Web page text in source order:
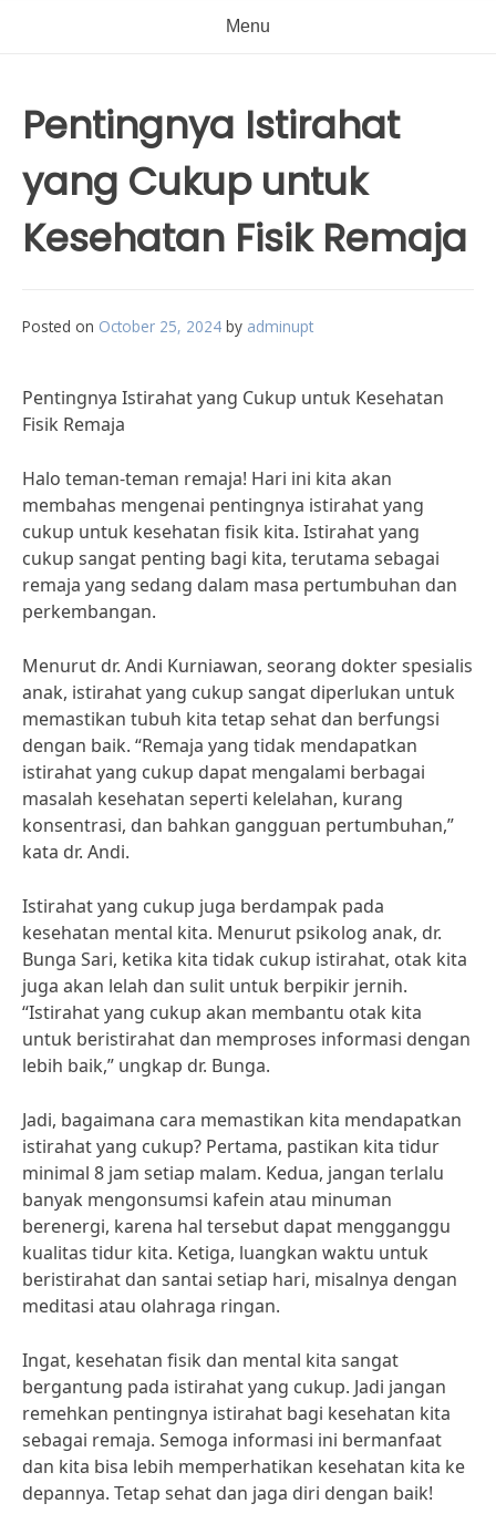
Menu
Pentingnya Istirahat
yang Cukup untuk
Kesehatan Fisik Remaja
Posted on October 25, 2024 by adminupt
Pentingnya Istirahat yang Cukup untuk Kesehatan
Fisik Remaja
Halo teman-teman remaja! Hari ini kita akan
membahas mengenai pentingnya istirahat yang
cukup untuk kesehatan fisik kita. Istirahat yang
cukup sangat penting bagi kita, terutama sebagai
remaja yang sedang dalam masa pertumbuhan dan
perkembangan.
Menurut dr. Andi Kurniawan, seorang dokter spesialis
anak, istirahat yang cukup sangat diperlukan untuk
memastikan tubuh kita tetap sehat dan berfungsi
dengan baik. “Remaja yang tidak mendapatkan
istirahat yang cukup dapat mengalami berbagai
masalah kesehatan seperti kelelahan, kurang
konsentrasi, dan bahkan gangguan pertumbuhan,”
kata dr. Andi.
Istirahat yang cukup juga berdampak pada
kesehatan mental kita. Menurut psikolog anak, dr.
Bunga Sari, ketika kita tidak cukup istirahat, otak kita
juga akan lelah dan sulit untuk berpikir jernih.
“Istirahat yang cukup akan membantu otak kita
untuk beristirahat dan memproses informasi dengan
lebih baik,” ungkap dr. Bunga.
Jadi, bagaimana cara memastikan kita mendapatkan
istirahat yang cukup? Pertama, pastikan kita tidur
minimal 8 jam setiap malam. Kedua, jangan terlalu
banyak mengonsumsi kafein atau minuman
berenergi, karena hal tersebut dapat mengganggu
kualitas tidur kita. Ketiga, luangkan waktu untuk
beristirahat dan santai setiap hari, misalnya dengan
meditasi atau olahraga ringan.
Ingat, kesehatan fisik dan mental kita sangat
bergantung pada istirahat yang cukup. Jadi jangan
remehkan pentingnya istirahat bagi kesehatan kita
sebagai remaja. Semoga informasi ini bermanfaat
dan kita bisa lebih memperhatikan kesehatan kita ke
depannya. Tetap sehat dan jaga diri dengan baik!